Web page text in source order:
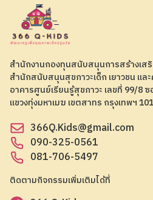
สำนักงานกองทุนสนับสนุนการสร้างเ
สำนักสนับสนุนสุขภาวะเด็ก เยาวชน แล
อาคารศูนย์เรียนรู้สุขภาวะ เลขที่ 99/8
แขวงทุ่งมหาเมฆ เขตสาทร กรุงเทพฯ
366Q.Kids@gmail.com
090-325-0561
081-706-5497
ติดตามกิจกรรมเพิ่มเติมได้ที่